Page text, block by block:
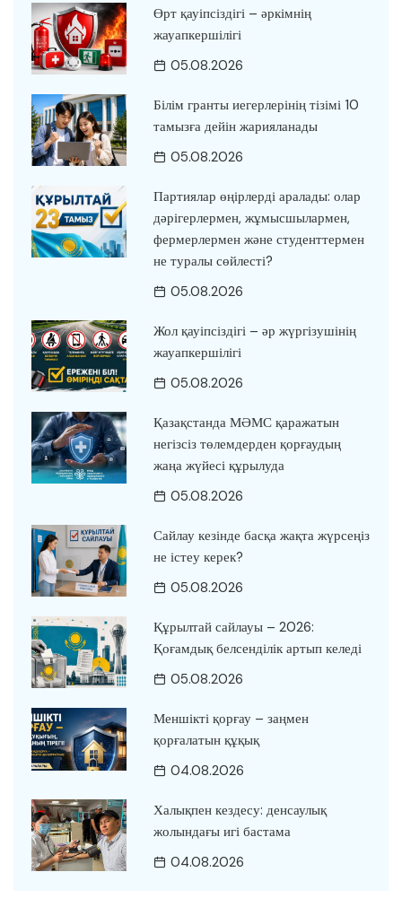
Өрт қауіпсіздігі – әркімнің
жауапкершілігі
05.08.2026
Білім гранты иегерлерінің тізімі 10
тамызға дейін жарияланады
05.08.2026
Партиялар өңірлерді аралады: олар
дәрігерлермен, жұмысшылармен,
фермерлермен және студенттермен
не туралы сөйлесті?
05.08.2026
Жол қауіпсіздігі – әр жүргізушінің
жауапкершілігі
05.08.2026
Қазақстанда МӘМС қаражатын
негізсіз төлемдерден қорғаудың
жаңа жүйесі құрылуда
05.08.2026
Сайлау кезінде басқа жақта жүрсеңіз
не істеу керек?
05.08.2026
Құрылтай сайлауы – 2026:
Қоғамдық белсенділік артып келеді
05.08.2026
Меншікті қорғау – заңмен
қорғалатын құқық
04.08.2026
Халықпен кездесу: денсаулық
жолындағы игі бастама
04.08.2026